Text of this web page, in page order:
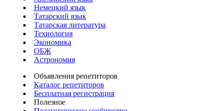
Немецкий язык
Татарский язык
Татарская литература
Технология
Экономика
ОБЖ
Астрономия
Объявления репетиторов
Каталог репетиторов
Бесплатная регистрация
Полезное